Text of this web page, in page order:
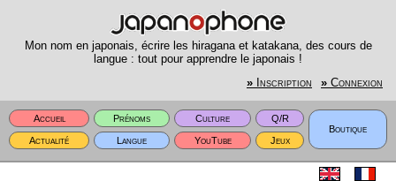
Mon nom en japonais, écrire les hiragana et katakana, des cours de
langue : tout pour apprendre le japonais !
» Inscription » Connexion
Accueil Prénoms Culture
Q/R
Boutique
Actualité
Langue YouTube Jeux